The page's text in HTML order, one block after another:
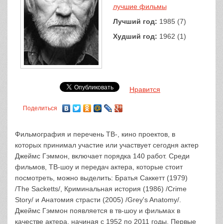
лучшие фильмы
Лучший год: 1985 (7)
Худший год: 1962 (1)
Нравится
Поделиться
Фильмография и перечень ТВ-, кино проектов, в
которых принимал участие или участвует сегодня актер
Джеймс Гэммон, включает порядка 140 работ. Среди
фильмов, ТВ-шоу и передач актера, которые стоит
посмотреть, можно выделить: Братья Саккетт (1979)
/The Sacketts/, Криминальная история (1986) /Crime
Story/ и Анатомия страсти (2005) /Grey's Anatomy/.
Джеймс Гэммон появляется в тв-шоу и фильмах в
качестве актера, начиная с 1952 по 2011 годы. Первые